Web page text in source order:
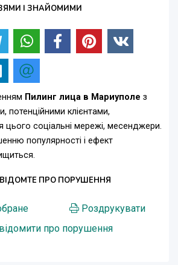
І ЗНАЙОМИМИ
Пилинг лица в Мариуполе з
потенційними клієнтами,
цього соціальні мережі, месенджери.
популярності і ефект
ПРО ПОРУШЕННЯ
Роздрукувати
про порушення